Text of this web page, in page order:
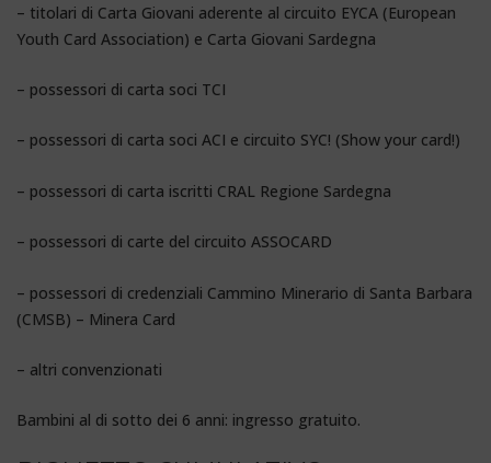
– titolari di Carta Giovani aderente al circuito EYCA (European
Youth Card Association) e Carta Giovani Sardegna
– possessori di carta soci TCI
– possessori di carta soci ACI e circuito SYC! (Show your card!)
– possessori di carta iscritti CRAL Regione Sardegna
– possessori di carte del circuito ASSOCARD
– possessori di credenziali Cammino Minerario di Santa Barbara
(CMSB) – Minera Card
– altri convenzionati
Bambini al di sotto dei 6 anni: ingresso gratuito.